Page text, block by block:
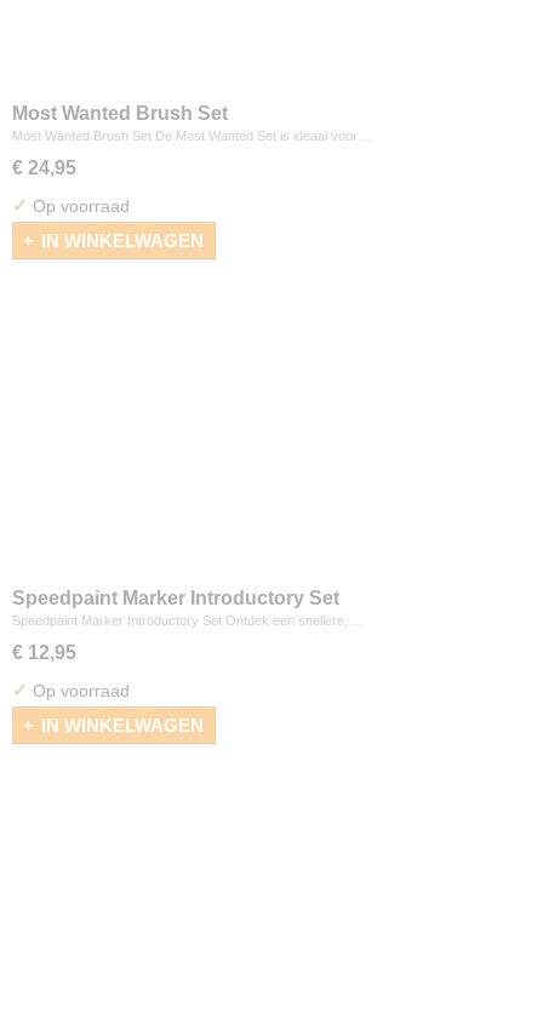
Most Wanted Brush Set
Most Wanted Brush Set De Most Wanted Set is ideaal voor…
€ 24,95
✓ Op voorraad
IN WINKELWAGEN
Speedpaint Marker Introductory Set
Speedpaint Marker Introductory Set Ontdek een snellere,…
€ 12,95
✓ Op voorraad
IN WINKELWAGEN